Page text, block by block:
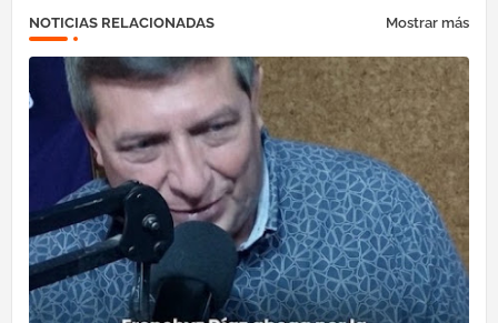
NOTICIAS RELACIONADAS Mostrar más